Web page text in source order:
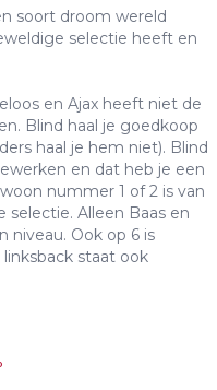
soort droom wereld
selectie heeft en
en Ajax heeft niet de
Blind haal je goedkoop
haal je hem niet). Blind
en dat heb je een
nummer 1 of 2 is van
selectie. Alleen Baas en
niveau. Ook op 6 is
staat ook